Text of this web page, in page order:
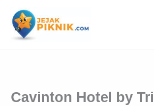
konten
Cavinton Hotel by